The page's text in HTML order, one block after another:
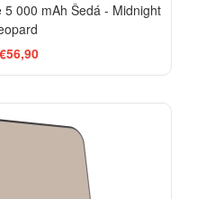
000 mAh Šedá - Midnight